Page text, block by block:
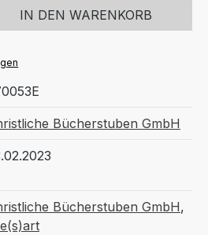
Gib den
IN DEN WARENKORB
Bücherstuben GmbH
Bücherstuben GmbH,